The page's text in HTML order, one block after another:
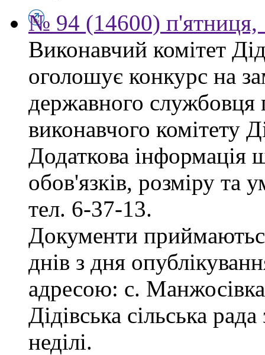
№ 94 (14600) п'ятниця,
Виконавчий комітет
оголошує конкурс на
державного службовця
виконавчого комітету
Додаткова інформація
обов'язків, розміру та
тел. 6-37-13.
Документи
днів з дня
адресою: с.
Дідівська сільська
неділі.